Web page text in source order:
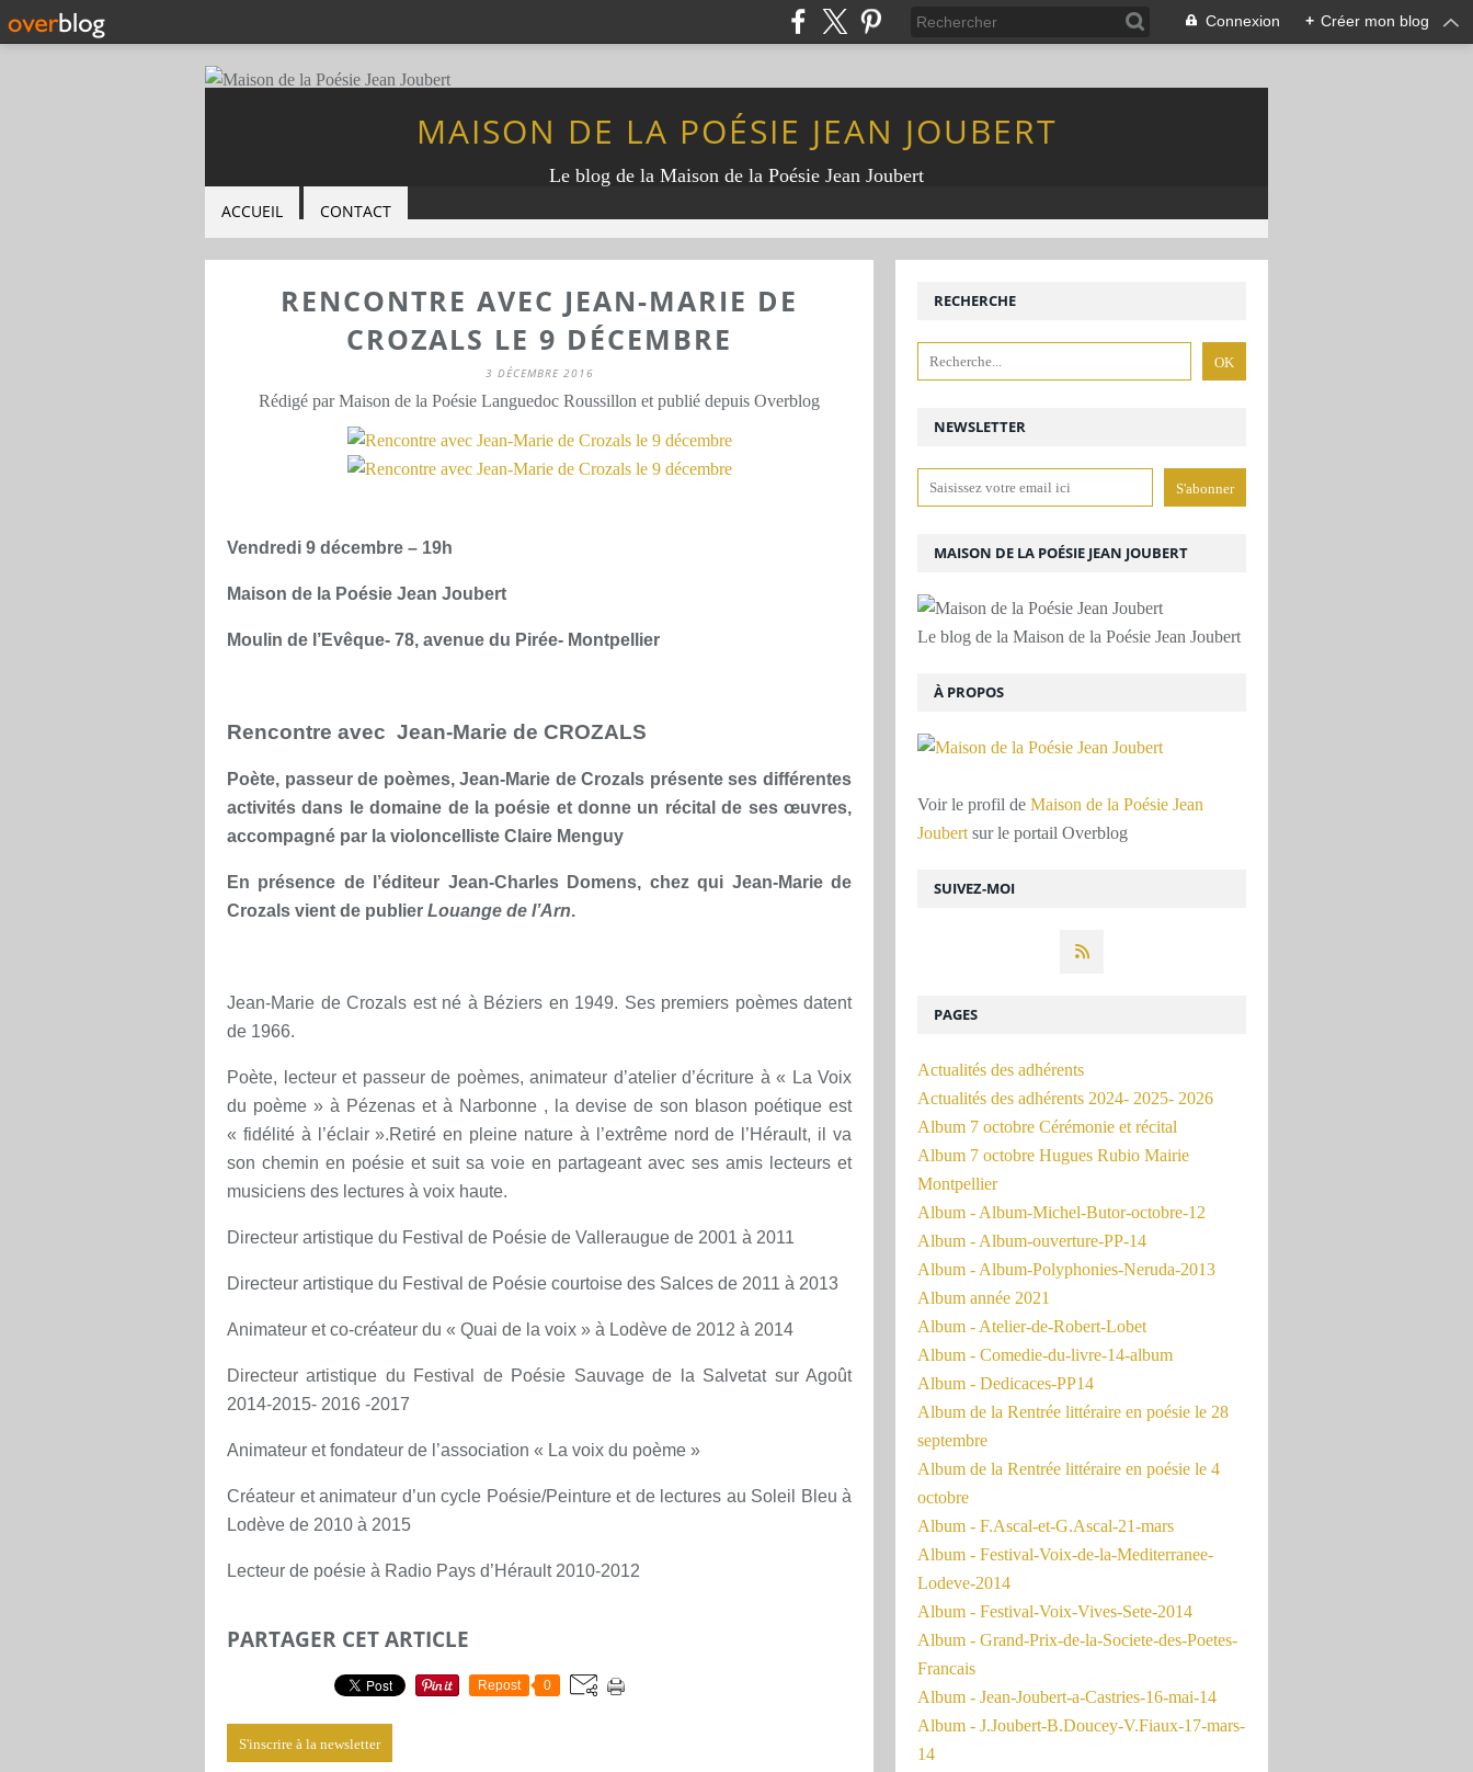
Connexion + Créer mon blog
MAISON DE LA POÉSIE JEAN JOUBERT
Le blog de la Maison de la Poésie Jean Joubert
ACCUEIL CONTACT
RENCONTRE AVEC JEAN-MARIE DE
CROZALS LE 9 DÉCEMBRE
3 DÉCEMBRE 2016
Rédigé par Maison de la Poésie Languedoc Roussillon et publié depuis Overblog
Vendredi 9 décembre – 19h
Maison de la Poésie Jean Joubert
Moulin de l’Evêque- 78, avenue du Pirée- Montpellier
Rencontre avec Jean-Marie de CROZALS
Poète, passeur de poèmes, Jean-Marie de Crozals présente ses différentes
activités dans le domaine de la poésie et donne un récital de ses œuvres,
accompagné par la violoncelliste Claire Menguy
En présence de l’éditeur Jean-Charles Domens, chez qui Jean-Marie de
Crozals vient de publier Louange de l’Arn.
Jean-Marie de Crozals est né à Béziers en 1949. Ses premiers poèmes datent
de 1966.
Poète, lecteur et passeur de poèmes, animateur d’atelier d’écriture à « La Voix
du poème » à Pézenas et à Narbonne , la devise de son blason poétique est
« fidélité à l’éclair ».Retiré en pleine nature à l’extrême nord de l’Hérault, il va
son chemin en poésie et suit sa voie en partageant avec ses amis lecteurs et
musiciens des lectures à voix haute.
Directeur artistique du Festival de Poésie de Valleraugue de 2001 à 2011
Directeur artistique du Festival de Poésie courtoise des Salces de 2011 à 2013
Animateur et co-créateur du « Quai de la voix » à Lodève de 2012 à 2014
Directeur artistique du Festival de Poésie Sauvage de la Salvetat sur Agoût
2014-2015- 2016 -2017
Animateur et fondateur de l’association « La voix du poème »
Créateur et animateur d’un cycle Poésie/Peinture et de lectures au Soleil Bleu à
Lodève de 2010 à 2015
Lecteur de poésie à Radio Pays d’Hérault 2010-2012
PARTAGER CET ARTICLE
Repost 0
S'inscrire à la newsletter
NEWSLETTER
SUIVEZ-MOI
RECHERCHE
MAISON DE LA POÉSIE JEAN JOUBERT
Le blog de la Maison de la Poésie Jean Joubert
À PROPOS
Voir le profil de Maison de la Poésie Jean
Joubert sur le portail Overblog
PAGES
Actualités des adhérents
Actualités des adhérents 2024- 2025- 2026
Album 7 octobre Cérémonie et récital
Album 7 octobre Hugues Rubio Mairie
Montpellier
Album - Album-Michel-Butor-octobre-12
Album - Album-ouverture-PP-14
Album - Album-Polyphonies-Neruda-2013
Album année 2021
Album - Atelier-de-Robert-Lobet
Album - Comedie-du-livre-14-album
Album - Dedicaces-PP14
Album de la Rentrée littéraire en poésie le 28
septembre
Album de la Rentrée littéraire en poésie le 4
octobre
Album - F.Ascal-et-G.Ascal-21-mars
Album - Festival-Voix-de-la-Mediterranee-
Lodeve-2014
Album - Festival-Voix-Vives-Sete-2014
Album - Grand-Prix-de-la-Societe-des-Poetes-
Francais
Album - Jean-Joubert-a-Castries-16-mai-14
Album - J.Joubert-B.Doucey-V.Fiaux-17-mars-
14